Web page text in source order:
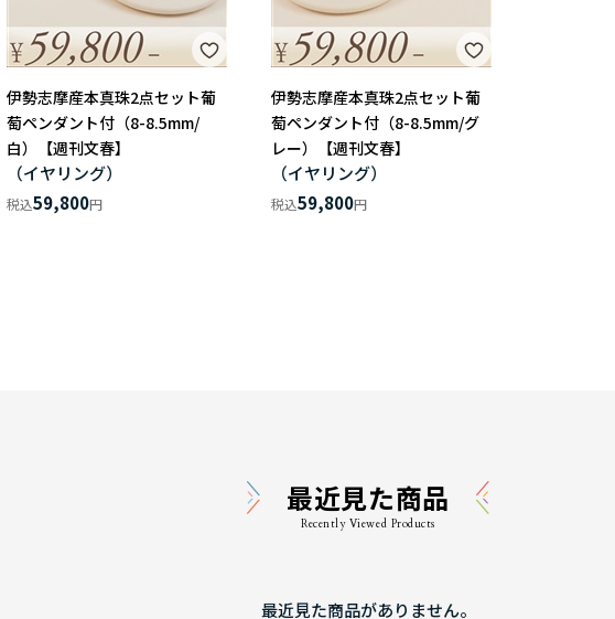
伊勢志摩産本真珠2点セット葡
萄ペンダント付（8-8.5mm/
白）【週刊文春】
（イヤリング）
59,800
伊勢志摩産本真珠2点セット葡
萄ペンダント付（8-8.5mm/グ
レー）【週刊文春】
（イヤリング）
59,800
最近見た商品
Recently Viewed Products
最近見た商品がありません。